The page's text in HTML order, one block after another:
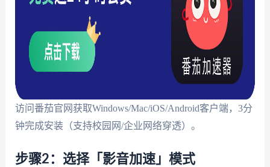
访问番茄官网获取Windows/Mac/iOS/Android客户端，3分
钟完成安装（支持校园网/企业网络穿透）。
步骤2：选择「影音加速」模式